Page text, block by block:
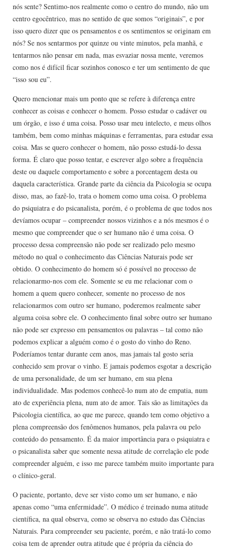
nós sente? Sentimo-nos realmente como o centro do mundo, não um
centro egocêntrico, mas no sentido de que somos “originais”, e por
isso quero dizer que os pensamentos e os sentimentos se originam em
nós? Se nos sentarmos por quinze ou vinte minutos, pela manhã, e
tentarmos não pensar em nada, mas esvaziar nossa mente, veremos
como nos é difícil ficar sozinhos conosco e ter um sentimento de que
“isso sou eu”.
Quero mencionar mais um ponto que se refere à diferença entre
conhecer as coisas e conhecer o homem. Posso estudar o cadáver ou
um órgão, e isso é uma coisa. Posso usar meu intelecto, e meus olhos
também, bem como minhas máquinas e ferramentas, para estudar essa
coisa. Mas se quero conhecer o homem, não posso estudá-lo dessa
forma. É claro que posso tentar, e escrever algo sobre a frequência
deste ou daquele comportamento e sobre a porcentagem desta ou
daquela característica. Grande parte da ciência da Psicologia se ocupa
disso, mas, ao fazê-lo, trata o homem como uma coisa. O problema
do psiquiatra e do psicanalista, porém, é o problema de que todos nos
devíamos ocupar – compreender nossos vizinhos e a nós mesmos é o
mesmo que compreender que o ser humano não é uma coisa. O
processo dessa compreensão não pode ser realizado pelo mesmo
método no qual o conhecimento das Ciências Naturais pode ser
obtido. O conhecimento do homem só é possível no processo de
relacionarmo-nos com ele. Somente se eu me relacionar com o
homem a quem quero conhecer, somente no processo de nos
relacionarmos com outro ser humano, poderemos realmente saber
alguma coisa sobre ele. O conhecimento final sobre outro ser humano
não pode ser expresso em pensamentos ou palavras – tal como não
podemos explicar a alguém como é o gosto do vinho do Reno.
Poderíamos tentar durante cem anos, mas jamais tal gosto seria
conhecido sem provar o vinho. E jamais podemos esgotar a descrição
de uma personalidade, de um ser humano, em sua plena
individualidade. Mas podemos conhecê-lo num ato de empatia, num
ato de experiência plena, num ato de amor. Tais são as limitações da
Psicologia científica, ao que me parece, quando tem como objetivo a
plena compreensão dos fenômenos humanos, pela palavra ou pelo
conteúdo do pensamento. É da maior importância para o psiquiatra e
o psicanalista saber que somente nessa atitude de correlação ele pode
compreender alguém, e isso me parece também muito importante para
o clínico-geral.
O paciente, portanto, deve ser visto como um ser humano, e não
apenas como “uma enfermidade”. O médico é treinado numa atitude
científica, na qual observa, como se observa no estudo das Ciências
Naturais. Para compreender seu paciente, porém, e não tratá-lo como
coisa tem de aprender outra atitude que é própria da ciência do